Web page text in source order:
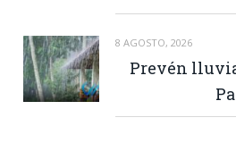
8 AGOSTO, 2026
Prevén